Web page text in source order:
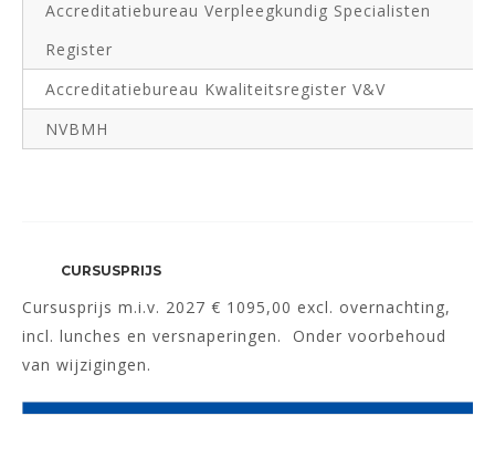
Accreditatiebureau Verpleegkundig Specialisten
Register
Accreditatiebureau Kwaliteitsregister V&V
NVBMH
CURSUSPRIJS
Cursusprijs m.i.v. 2027 € 1095,00 excl. overnachting,
incl. lunches en versnaperingen. Onder voorbehoud
van wijzigingen.